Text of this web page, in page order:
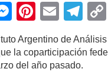
M
e
ss
Pi
nt
er
E
m
ail
T
el
e
Argentino de Análisis
la coparticipación
del año pasado.